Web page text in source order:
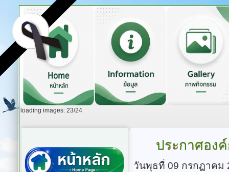
loading images: 23/24
ประกาศอง
วันพุธที่ 09 กรกฏาคม